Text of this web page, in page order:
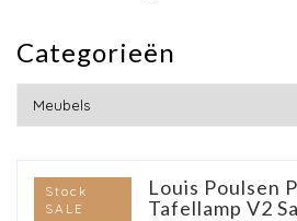
Categorieën
Stock
SALE
Louis Poulsen
Tafellamp V2